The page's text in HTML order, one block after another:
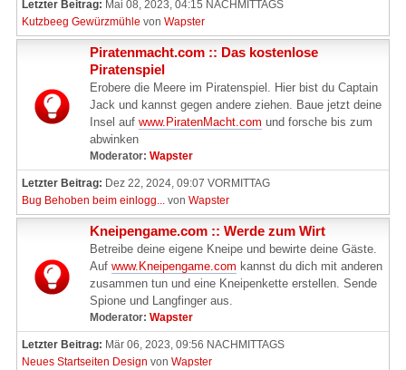
Letzter Beitrag: Mai 08, 2023, 04:15 NACHMITTAGS
Kutzbeeg Gewürzmühle von Wapster
Piratenmacht.com :: Das kostenlose
Piratenspiel
Erobere die Meere im Piratenspiel. Hier bist du Captain
Jack und kannst gegen andere ziehen. Baue jetzt deine
Insel auf www.PiratenMacht.com und forsche bis zum
abwinken
Moderator: Wapster
Letzter Beitrag: Dez 22, 2024, 09:07 VORMITTAG
Bug Behoben beim einlogg... von Wapster
Kneipengame.com :: Werde zum Wirt
Betreibe deine eigene Kneipe und bewirte deine Gäste.
Auf www.Kneipengame.com kannst du dich mit anderen
zusammen tun und eine Kneipenkette erstellen. Sende
Spione und Langfinger aus.
Moderator: Wapster
Letzter Beitrag: Mär 06, 2023, 09:56 NACHMITTAGS
Neues Startseiten Design von Wapster